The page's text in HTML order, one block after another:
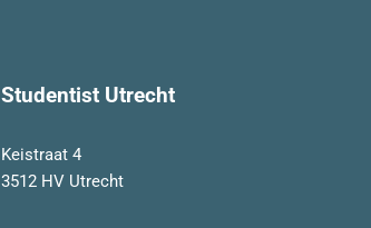
Studentist Utrecht
Keistraat 4
3512 HV Utrecht